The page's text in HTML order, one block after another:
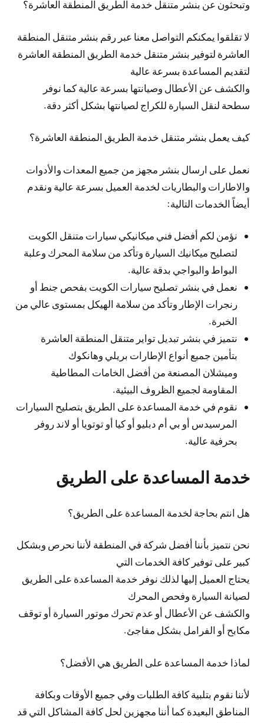
وتبحثون عن بنشر متنقل خدمة الطريق المنطقة العاشرة؟
لا تقلقوا يمكنكم التواصل معنا عبر رقم بنشر متنقل المنطقة
العاشرة لتوفير بنشر متنقل خدمة الطريق المنطقة العاشرة
لتقديم المساعدة بسرعة عالية
والكشف عن الأعطال وصيانتها بسرعة عالية كما نوفر
سطحة لنقل السيارة للكراج لصيانتها بشكل أكثر دقة.
كيف يعمل بنشر متنقل خدمة الطريق المنطقة العاشرة؟
نعمل على ارسال بنشر مجهز من جميع المعدات والأدوات
والاطارات والبطاريات لخدمة العميل بسرعة عالية ونقدم
أيضاً الخدمات التالية:
نؤمن لكم أفضل فني ميكانيكي سيارات متنقل الكويت
لتصليح ميكانيك السيارة وتأكد من سلامة المحرك وعلبة
البواط والبواجي بدقة عالية.
نعمل في بنشر تصليح سيارات الكويت بفحص جنط أو
رنجرات الإطار وتأكد من سلامة الهيكل بمستوى عالي من
الخبرة.
نتميز في بنشر تبديل تواير متنقل المنطقة العاشرة
بتأمين جميع أنواع الإطارات بريلي وهانكوك
وميشلان المصنعة من أفضل الخامات المطاطية
المقاومة لجميع الظروف البيئية.
نقوم في خدمة المساعدة على الطريق بتصليح السيارات
المرسيدس أو بي أم دبليو أو كيا أو توتويا أو لاند روفر
بحرفية عالية.
خدمة المساعدة على الطريق
هل انتم بحاجة لخدمة المساعدة على الطريق؟
نحن نتميز بأننا أفضل شركة في المنطقة لأننا نحرص وبشكل
كبير على توفير كافة الخدمات التي
يحتاج العميل إليها لذلك نوفر خدمة المساعدة على الطريق
لصيانة السيارة وفحص المحرك
والكشف عن الأعطال أو عدم تحرك موتور السيارة أو توقف
مكابح أو الفرامل بشكل مفاجئ.
لماذا خدمة المساعدة على الطريق هي الأفضل؟
لأننا نقوم بتلبية كافة الطلبات وفي جميع الأوقات وبكافة
المناطق البعيدة كما أننا مجهزين لحل كافة المشاكل التي قد